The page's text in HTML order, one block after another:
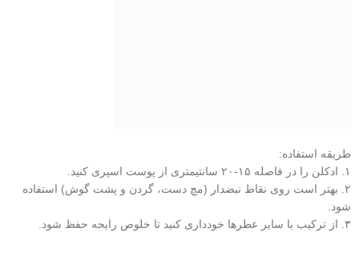
طریقه استفاده:
۱. ادکلن را در فاصله ۱۵-۲۰ سانتیمتری از پوست اسپری کنید.
۲. بهتر است روی نقاط نبضدار (مچ دست، گردن و پشت گوش) استفاده
شود.
۳. از ترکیب با سایر عطرها خودداری کنید تا خلوص رایحه حفظ شود.